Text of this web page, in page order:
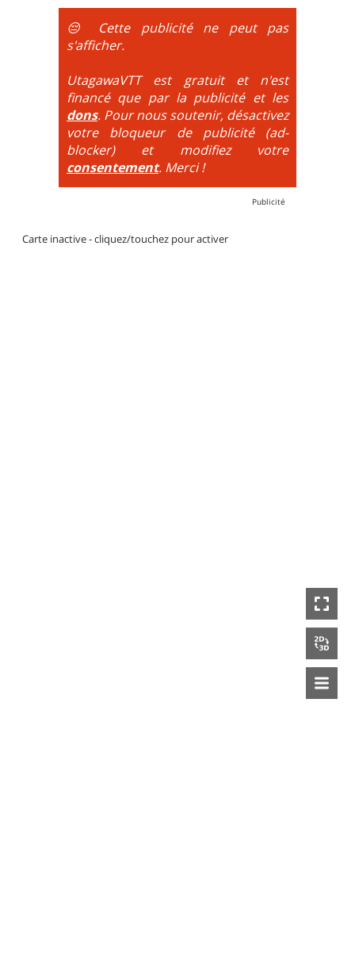
obligatoire.
DH / Gravity : Seule la descente se passe sur le vélo.
La montée est faite via navette ou remontée
mécanique. La difficulté de la descente est indiquée
par des couleurs lorsqu'il s'agit de bikeparks. Vélo
tout suspendu et protections du corps obligatoires.
😔 Cette publicité ne peut pas
s'afficher.
UtagawaVTT est gratuit et n'est
financé que par la publicité et les
dons. Pour nous soutenir, désactivez
votre bloqueur de publicité (ad-
blocker) et modifiez votre
consentement. Merci !